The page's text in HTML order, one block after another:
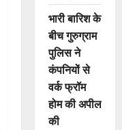
भारी बारिश के
बीच गुरुग्राम
पुलिस ने
कंपनियों से
वर्क फ्रॉम
होम की अपील
की